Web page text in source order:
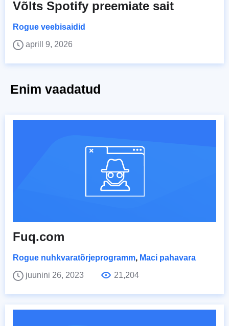
Võlts Spotify preemiate sait
Rogue veebisaidid
aprill 9, 2026
Enim vaadatud
Fuq.com
Rogue nuhkvaratõrjeprogramm, Maci pahavara
juunini 26, 2023
21,204